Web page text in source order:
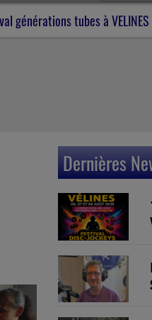
1er Festival générations
Dernières